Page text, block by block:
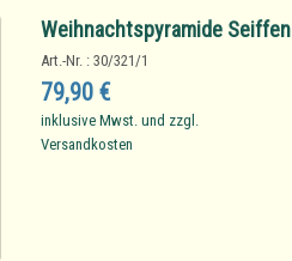
Weihnachtspyramide
Art.-Nr. : 30/321/1
79,90 €
inklusive Mwst. und zzgl.
Versandkosten